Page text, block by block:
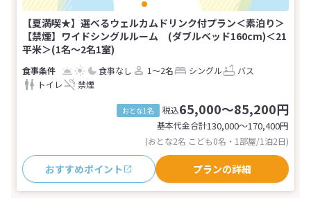
【夏満喫★】選べるウェルカムドリンク付プラン＜素泊り＞
【禁煙】ワイドシングルルーム (ダブルベッド160cm)＜21
平米＞(1名～2名1室)
食事なし 1～2名 シングル
バス
トイレ
禁煙
おとな1名 税込65,000～85,200円
基本代金合計130,000〜170,400円
(おとな2名 こども0名・1部屋/1泊2日)
おすすめポイント プランの詳細